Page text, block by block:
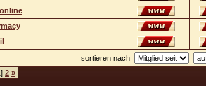
sortieren nach
2 »